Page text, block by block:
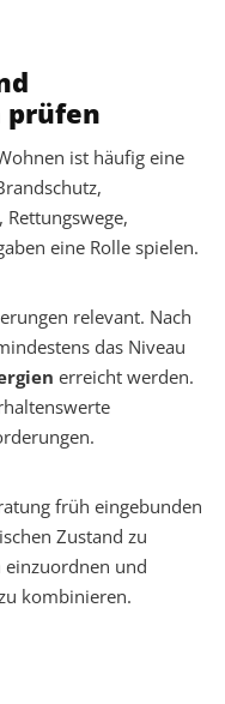
prüfen
ist häufig eine
Rettungswege,
eine Rolle spielen.
relevant. Nach
das Niveau
erreicht werden.
früh eingebunden
Zustand zu
und
kombinieren.